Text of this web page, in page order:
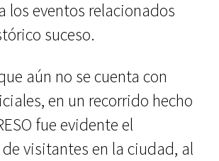
los eventos relacionados
suceso.
aún no se cuenta con
en un recorrido hecho
fue evidente el
visitantes en la ciudad, al